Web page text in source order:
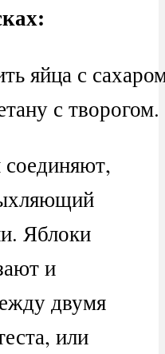
яйца с
с творогом.
Яблоки
и
двумя
или